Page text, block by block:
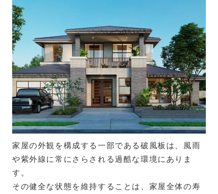
家屋の外観を構成する一部である破風板は、風雨
や紫外線に常にさらされる過酷な環境にありま
す。
その健全な状態を維持することは、家屋全体の寿